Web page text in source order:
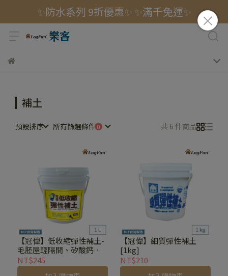
✨防水系列 9折優惠✨ ✨滿千免運✨
補土
預設排序 所有篩選條件 共 6 件商品
【冠偉】低收縮彈性補土-
毛胚屋輕隔間、矽酸鈣板
縫隙、填封膠 [1L]
NT$245
【冠偉】細質彈性補土
[1kg]
NT$210